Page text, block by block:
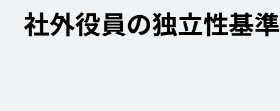
社外役員の独立性基準